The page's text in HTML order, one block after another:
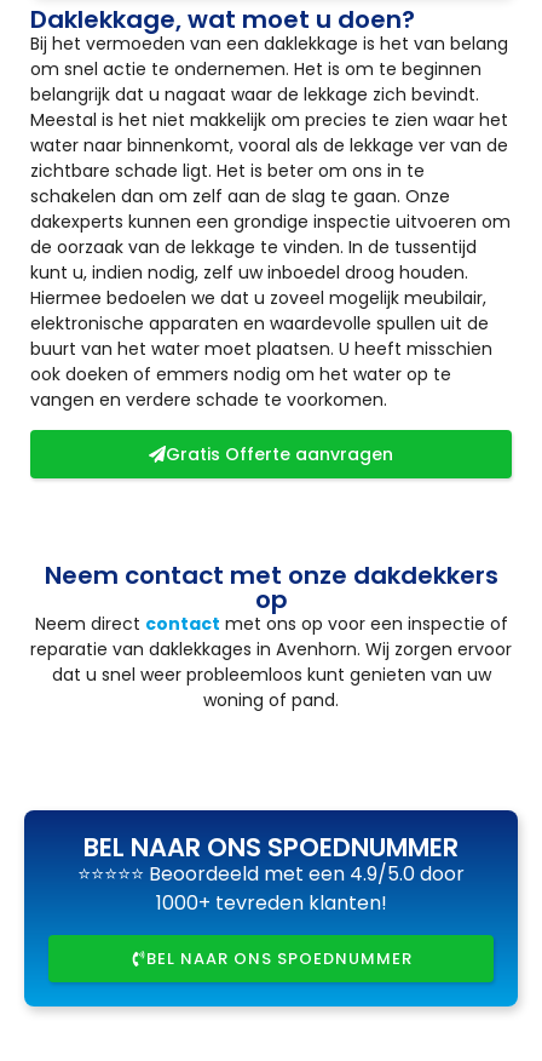
Daklekkage, wat moet u doen?
Bij het vermoeden van een daklekkage is het van belang
om snel actie te ondernemen. Het is om te beginnen
belangrijk dat u nagaat waar de lekkage zich bevindt.
Meestal is het niet makkelijk om precies te zien waar het
water naar binnenkomt, vooral als de lekkage ver van de
zichtbare schade ligt. Het is beter om ons in te
schakelen dan om zelf aan de slag te gaan. Onze
dakexperts kunnen een grondige inspectie uitvoeren om
de oorzaak van de lekkage te vinden. In de tussentijd
kunt u, indien nodig, zelf uw inboedel droog houden.
Hiermee bedoelen we dat u zoveel mogelijk meubilair,
elektronische apparaten en waardevolle spullen uit de
buurt van het water moet plaatsen. U heeft misschien
ook doeken of emmers nodig om het water op te
vangen en verdere schade te voorkomen.
Gratis Offerte aanvragen
Neem contact met onze dakdekkers
op
Neem direct contact met ons op voor een inspectie of
reparatie van daklekkages in Avenhorn. Wij zorgen ervoor
dat u snel weer probleemloos kunt genieten van uw
woning of pand.
BEL NAAR ONS SPOEDNUMMER
⭐⭐⭐⭐⭐ Beoordeeld met een 4.9/5.0 door
1000+ tevreden klanten!
BEL NAAR ONS SPOEDNUMMER